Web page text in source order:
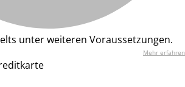
unter weiteren Voraussetzungen.
Mehr erfahren